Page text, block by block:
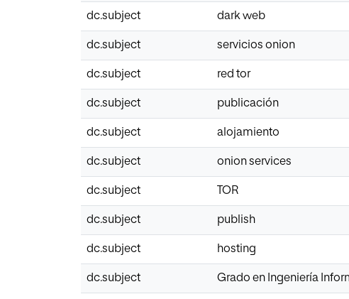
dc.subject dark web
dc.subject servicios onion
dc.subject red tor
dc.subject publicación
dc.subject alojamiento
dc.subject onion services
dc.subject TOR
dc.subject publish
dc.subject hosting
dc.subject Grado en Ingeniería